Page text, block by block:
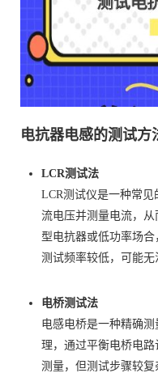
电抗器电感的测试方
LCR测试法
LCR测试仪是一种常
流电压并测量电流，
型电抗器或低功率场
测试频率较低，可能无
电桥测试法
电感电桥是一种精确
理，通过平衡电桥电
测量，但测试步骤较复